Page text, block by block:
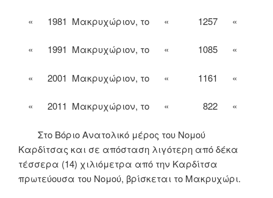
« 1981 Μακρυχώριον, το « 1257 «
« 1991 Μακρυχώριον, το « 1085 «
« 2001 Μακρυχώριον, το « 1161 «
« 2011 Μακρυχώριον, το « 822 «
Στο Βόριο Ανατολικό μέρος του Νομού
Καρδίτσας και σε απόσταση λιγότερη από δέκα
τέσσερα (14) χιλιόμετρα από την Καρδίτσα
πρωτεύουσα του Νομού, βρίσκεται το Μακρυχώρι.